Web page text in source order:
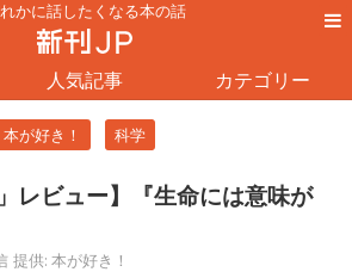
かに話したくなる本の話
人気記事 カテゴリー
本が好き！ 科学
レビュー】『生命には意味が
提供: 本が好き！